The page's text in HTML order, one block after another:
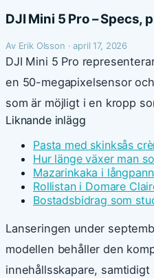
DJI Mini 5 Pro – Specs,
Av Erik Olsson · april 17, 2026
DJI Mini 5 Pro
en 50-megapixelsensor
som är möjligt i en kropp
Liknande inlägg
Pasta med skinksås
Hur länge växer man
Mazarinkaka i
Rollistan i Domare
Bostadsbidrag som
Lanseringen under
modellen behåller den
innehållsskapare,